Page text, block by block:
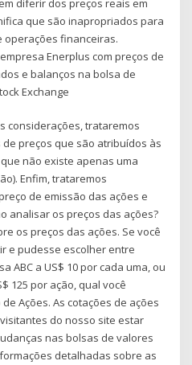
diferir dos preços reais em
que são inapropriados para
operações financeiras.
empresa Enerplus com preços de
e balanços na bolsa de
Exchange
considerações, trataremos
preços que são atribuídos às
não existe apenas uma
Enfim, trataremos
de emissão das ações e
analisar os preços das ações?
os preços das ações. Se você
e pudesse escolher entre
ABC a US$ 10 por cada uma, ou
125 por ação, qual você
Ações. As cotações de ações
do nosso site estar
nas bolsas de valores
detalhadas sobre as